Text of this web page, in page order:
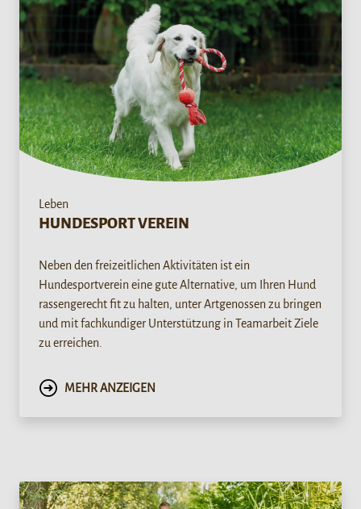
Leben
HUNDESPORT VEREIN
Neben den freizeitlichen Aktivitäten ist ein
Hundesportverein eine gute Alternative, um Ihren Hund
rassengerecht fit zu halten, unter Artgenossen zu bringen
und mit fachkundiger Unterstützung in Teamarbeit Ziele
zu erreichen.
MEHR ANZEIGEN